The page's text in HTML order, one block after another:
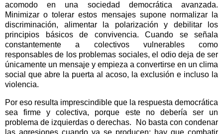
acomodo en una sociedad democrática avanzada.
Minimizar o tolerar estos mensajes supone normalizar la
discriminación, alimentar la polarización y debilitar los
principios básicos de convivencia. Cuando se señala
constantemente a colectivos vulnerables como
responsables de los problemas sociales, el odio deja de ser
únicamente un mensaje y empieza a convertirse en un clima
social que abre la puerta al acoso, la exclusión e incluso la
violencia.
Por eso resulta imprescindible que la respuesta democrática
sea firme y colectiva, porque este no debería ser un
problema de izquierdas o derechas.
No basta con condenar
las agresiones cuando ya se producen; hay que combatir